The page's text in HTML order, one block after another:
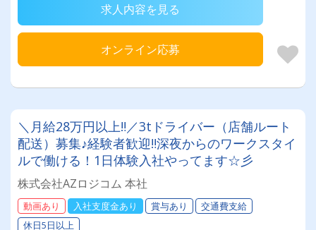
求人内容を見る
オンライン応募
＼月給28万円以上‼／3tドライバー（店舗ルート
配送）募集♪経験者歓迎‼深夜からのワークスタイ
ルで働ける！1日体験入社やってます☆彡
株式会社AZロジコム 本社
動画あり 入社支度金あり 賞与あり
交通費支給
休日5日以上